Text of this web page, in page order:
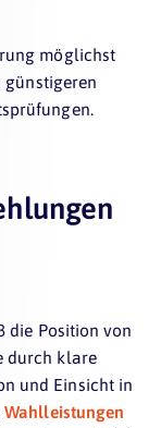
möglichst
die Position von
durch klare
und Einsicht in
Wahlleistungen